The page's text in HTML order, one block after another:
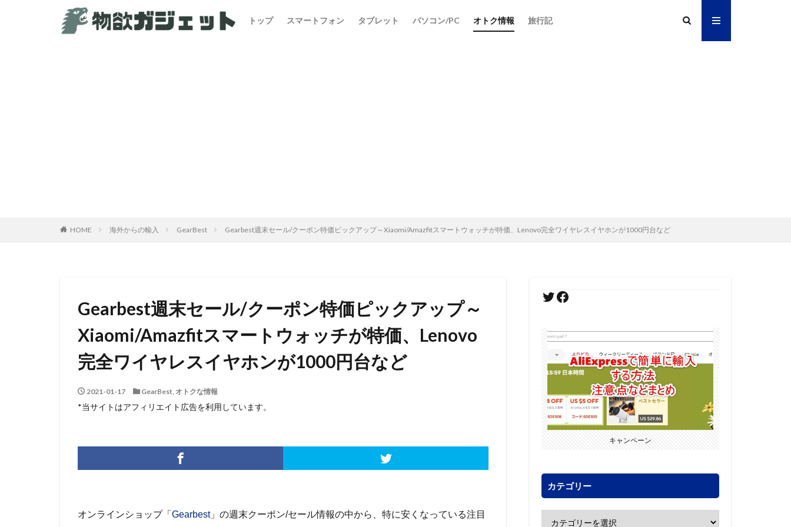
トップ スマートフォン タブレット パソコン/PC オトク情報 旅行記
HOME 海外からの輸入 GearBest Gearbest週末セール/クーポン特価ピックアップ～Xiaomi/Amazfitスマートウォッチが特価、Lenovo完全ワイヤレスイヤホンが1000円台など
Gearbest週末セール/クーポン特価ピックアップ～
Xiaomi/Amazfitスマートウォッチが特価、Lenovo
完全ワイヤレスイヤホンが1000円台など
2021-01-17 GearBest, オトクな情報
*当サイトはアフィリエイト広告を利用しています。
オンラインショップ「 Gearbest」の週末クーポン/セール情報の中から、特に安くなっている注目
キャンペーン
カテゴリー